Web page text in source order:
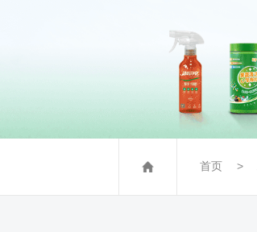
首页